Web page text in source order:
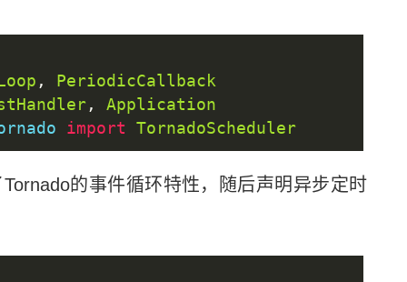
,
PeriodicCallback
,
Application
import TornadoScheduler
的事件循环特性，随后声明异步定时